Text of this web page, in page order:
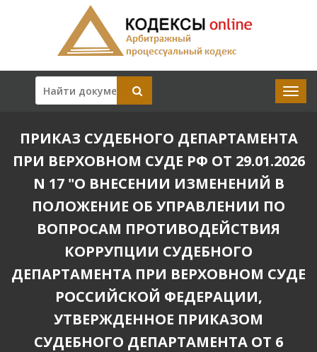
ПРИКАЗ СУДЕБНОГО ДЕПАРТАМЕНТА
ПРИ ВЕРХОВНОМ СУДЕ РФ ОТ 29.01.2026
N 17 "О ВНЕСЕНИИ ИЗМЕНЕНИЙ В
ПОЛОЖЕНИЕ ОБ УПРАВЛЕНИИ ПО
ВОПРОСАМ ПРОТИВОДЕЙСТВИЯ
КОРРУПЦИИ СУДЕБНОГО
ДЕПАРТАМЕНТА ПРИ ВЕРХОВНОМ СУДЕ
РОССИЙСКОЙ ФЕДЕРАЦИИ,
УТВЕРЖДЕННОЕ ПРИКАЗОМ
СУДЕБНОГО ДЕПАРТАМЕНТА ОТ 6